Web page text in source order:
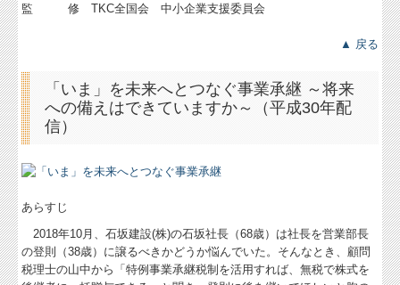
監 修 TKC全国会 中小企業支援委員会
▲ 戻る
「いま」を未来へとつなぐ事業承継 ～将来
への備えはできていますか～（平成30年配
信）
あらすじ
2018年10月、石坂建設(株)の石坂社長（68歳）は社長を営業部長
の登則（38歳）に譲るべきかどうか悩んでいた。そんなとき、顧問
税理士の山中から「特例事業承継税制を活用すれば、無税で株式を